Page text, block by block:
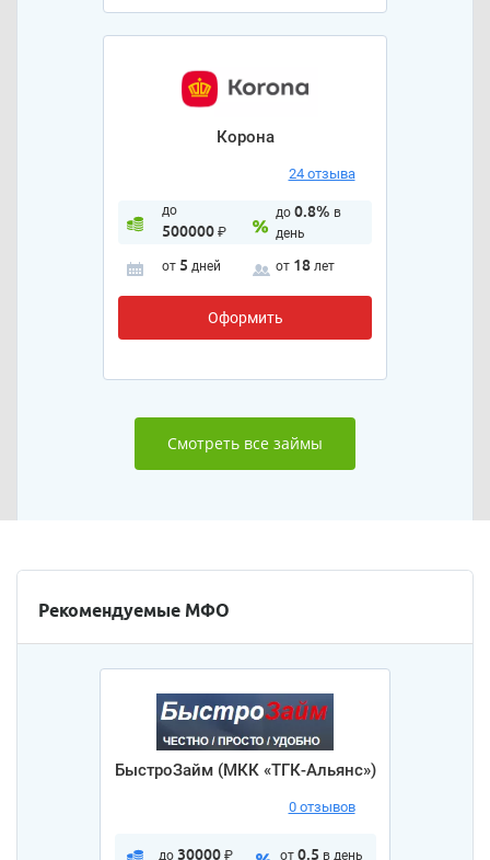
Корона
24 отзыва
до
500000₽
до 0.8% в
день
от 5 дней от 18 лет
Оформить
Смотреть все займы
Рекомендуемые МФО
БыстроЗайм (МКК «ТГК-Альянс»)
0 отзывов
до 30000₽ от 0.5 в день